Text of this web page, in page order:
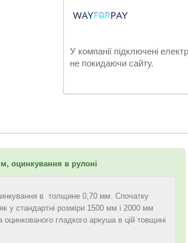
У компанії підключені
не покидаючи сайту.
оцинкування в рулоні
в толщине 0,70 мм. Спочатку
у стандартні розміри 1500 мм і 2000 мм
гладкого аркуша в цій товщині